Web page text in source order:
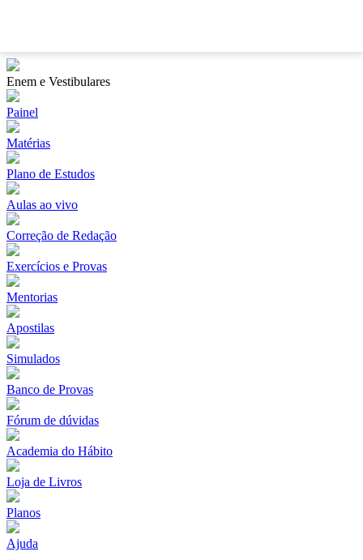
Enem e Vestibulares
Painel
Matérias
Plano de Estudos
Aulas ao vivo
Correção de Redação
Exercícios e Provas
Mentorias
Apostilas
Simulados
Banco de Provas
Fórum de dúvidas
Academia do Hábito
Loja de Livros
Planos
Ajuda